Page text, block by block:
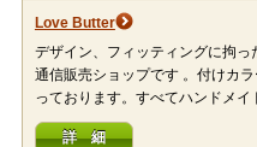
Love Butter
デザイン、フィッティングに拘
通信販売ショップです 。付けカ
っております。すべてハンドメイ
詳 細